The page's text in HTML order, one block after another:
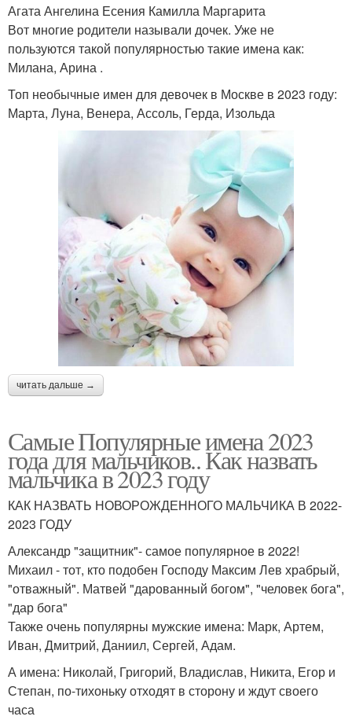
Агата Ангелина Есения Камилла Маргарита
Вот многие родители называли дочек. Уже не
пользуются такой популярностью такие имена как:
Милана, Арина .
Топ необычные имен для девочек в Москве в 2023 году:
Марта, Луна, Венера, Ассоль, Герда, Изольда
читать дальше →
Самые Популярные имена 2023
года для мальчиков.. Как назвать
мальчика в 2023 году
КАК НАЗВАТЬ НОВОРОЖДЕННОГО МАЛЬЧИКА В 2022-
2023 ГОДУ
Александр "защитник"- самое популярное в 2022!
Михаил - тот, кто подобен Господу Максим Лев храбрый,
"отважный". Матвей "дарованный богом", "человек бога",
"дар бога"
Также очень популярны мужские имена: Марк, Артем,
Иван, Дмитрий, Даниил, Сергей, Адам.
А имена: Николай, Григорий, Владислав, Никита, Егор и
Степан, по-тихоньку отходят в сторону и ждут своего
часа